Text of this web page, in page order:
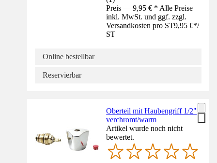
Preis — 9,95 € * Alle Preise
inkl. MwSt. und ggf. zzgl.
Versandkosten pro ST9,95 €*/
ST
Online bestellbar
Reservierbar
Oberteil mit Haubengriff 1/2"
verchromt/warm
Artikel wurde noch nicht
bewertet.